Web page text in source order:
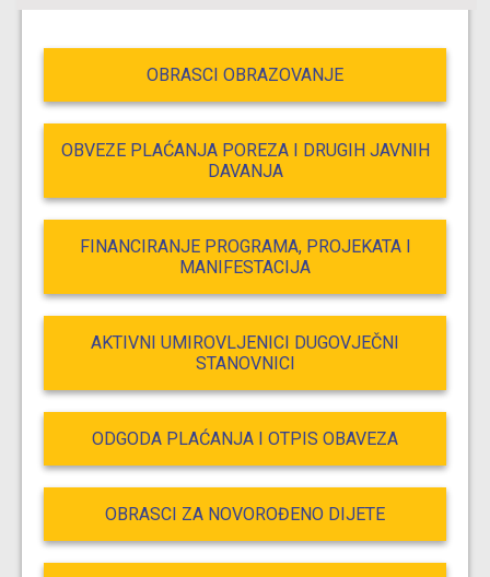
OBRASCI OBRAZOVANJE
OBVEZE PLAĆANJA POREZA I DRUGIH JAVNIH
DAVANJA
FINANCIRANJE PROGRAMA, PROJEKATA I
MANIFESTACIJA
AKTIVNI UMIROVLJENICI DUGOVJEČNI
STANOVNICI
ODGODA PLAĆANJA I OTPIS OBAVEZA
OBRASCI ZA NOVOROĐENO DIJETE